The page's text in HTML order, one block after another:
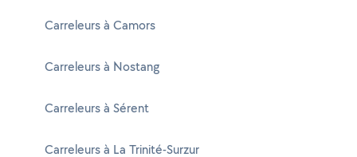
Carreleurs à Camors
Carreleurs à Nostang
Carreleurs à Sérent
Carreleurs à La Trinité-Surzur